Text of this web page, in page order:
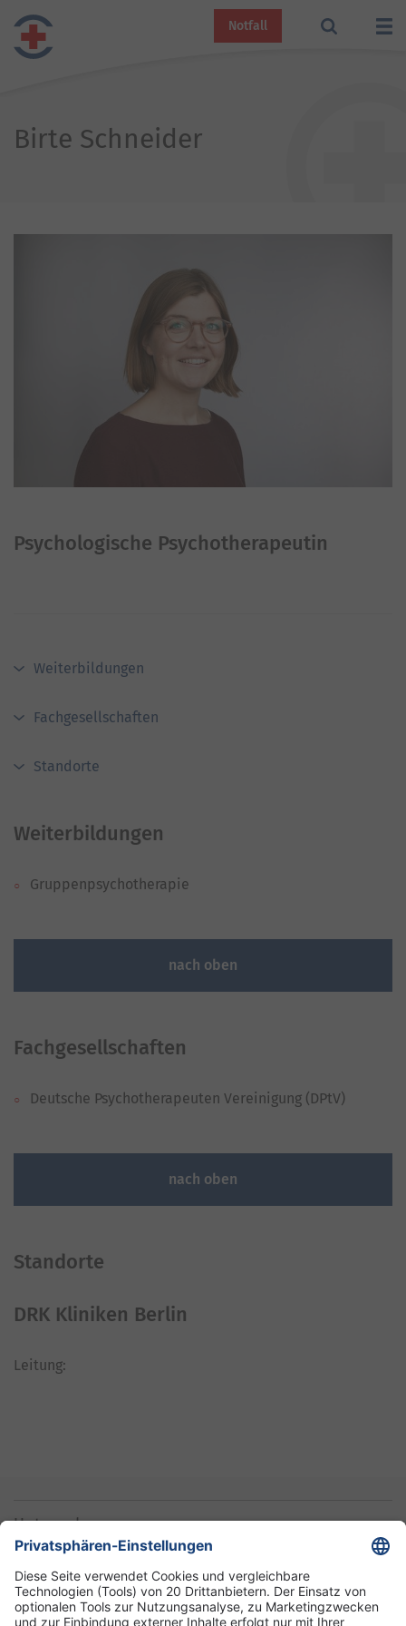
Notfall
Birte Schneider
Psychologische Psychotherapeutin
Weiterbildungen
Fachgesellschaften
Standorte
Weiterbildungen
Gruppenpsychotherapie
nach oben
Fachgesellschaften
Deutsche Psychotherapeuten Vereinigung (DPtV)
nach oben
Standorte
DRK Kliniken Berlin
Leitung:
Unternehmen
Informationen